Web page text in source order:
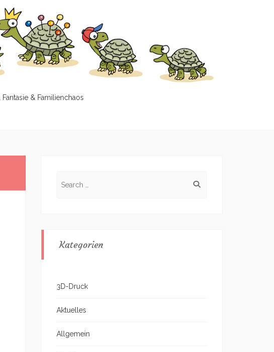
& Familienchaos
Kategorien
3D-Druck
Aktuelles
Allgemein